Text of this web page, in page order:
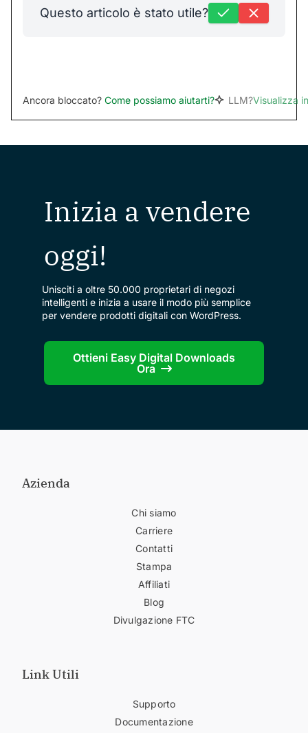
Questo articolo è stato utile?
Ancora bloccato? Come possiamo aiutarti? LLM?Visualizza
Inizia a vendere
oggi!
Unisciti a oltre 50.000 proprietari di negozi
intelligenti e inizia a usare il modo più semplice
per vendere prodotti digitali con WordPress.
Ottieni Easy Digital Downloads
Ora
Azienda
Chi siamo
Carriere
Contatti
Stampa
Affiliati
Blog
Divulgazione FTC
Link Utili
Supporto
Documentazione